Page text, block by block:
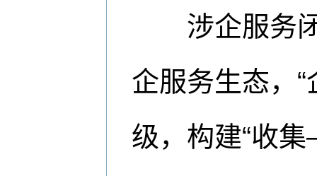
涉企服务闭
企服务生态，
级，构建“收